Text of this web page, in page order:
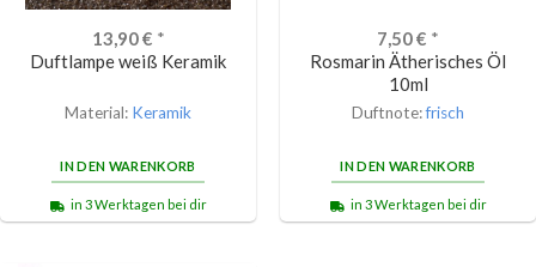
13,90€ *
Duftlampe weiß Keramik
Material: Keramik
IN DEN WARENKORB
in 3 Werktagen bei dir
7,50€ *
Rosmarin Ätherisches Öl
10ml
Duftnote:frisch
IN DEN WARENKORB
in 3 Werktagen bei dir